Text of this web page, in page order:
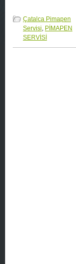
Çatalca Pimapen
Servisi, PİMAPEN
SERVİSİ